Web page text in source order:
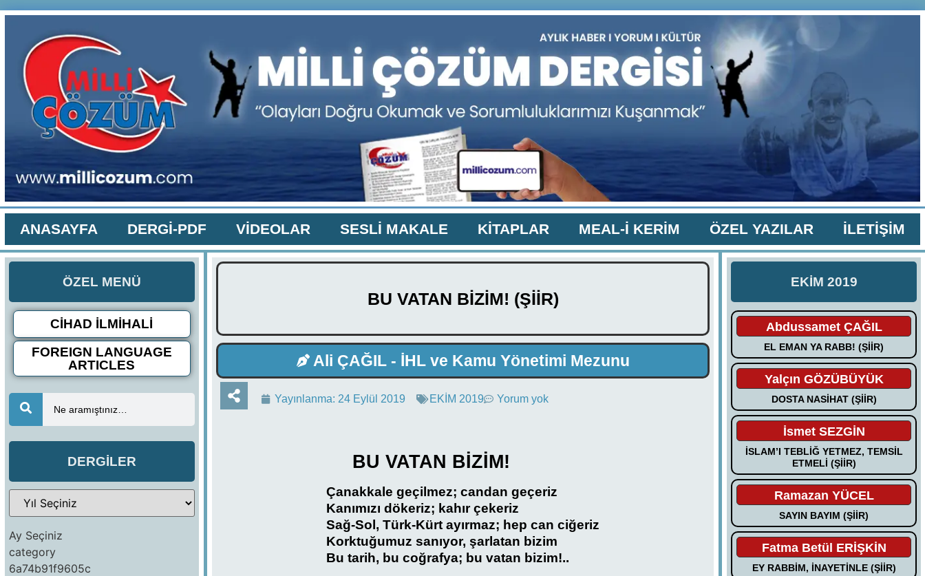
ANASAYFA DERGİ-PDF VİDEOLAR SESLİ MAKALE KİTAPLAR MEAL-İ KERİM ÖZEL YAZILAR İLETİŞİM
ÖZEL MENÜ
CİHAD İLMİHALİ
FOREIGN LANGUAGE
ARTICLES
Ne aramıştınız…
DERGİLER
Ay Seçiniz
category
6a74b91f9605c
BU VATAN BİZİM! (ŞİİR)
Ali ÇAĞIL - İHL ve Kamu Yönetimi Mezunu
Yayınlanma: 24 Eylül 2019 EKİM 2019 Yorum yok
BU VATAN BİZİM!
Çanakkale geçilmez; candan geçeriz
Kanımızı dökeriz; kahır çekeriz
Sağ-Sol, Türk-Kürt ayırmaz; hep can ciğeriz
Korktuğumuz sanıyor, şarlatan bizim
Bu tarih, bu coğrafya; bu vatan bizim!..
EKİM 2019
Abdussamet ÇAĞIL
EL EMAN YA RABB! (ŞİİR)
Yalçın GÖZÜBÜYÜK
DOSTA NASİHAT (ŞİİR)
İsmet SEZGİN
İSLAM’I TEBLİĞ YETMEZ, TEMSİL
ETMELİ (ŞİİR)
Ramazan YÜCEL
SAYIN BAYIM (ŞİİR)
Fatma Betül ERİŞKİN
EY RABBİM, İNAYETİNLE (ŞİİR)